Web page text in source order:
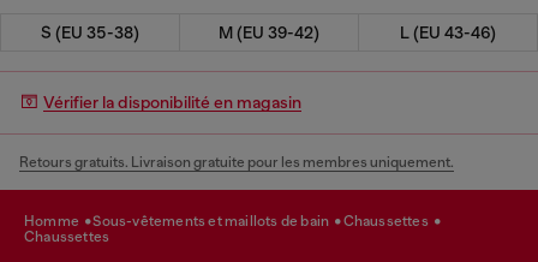
S (EU 35-38) M (EU 39-42) L (EU 43-46)
Vérifier la disponibilité en magasin
Retours gratuits. Livraison gratuite pour les membres uniquement.
homme sous-vêtements et maillots de bain
chaussettes
chaussettes